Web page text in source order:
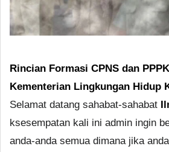
Rincian Formasi CPNS dan
Kementerian Lingkungan Hidup
Selamat datang sahabat-sahabat
ksesempatan kali ini admin ingin
anda-anda semua dimana jika